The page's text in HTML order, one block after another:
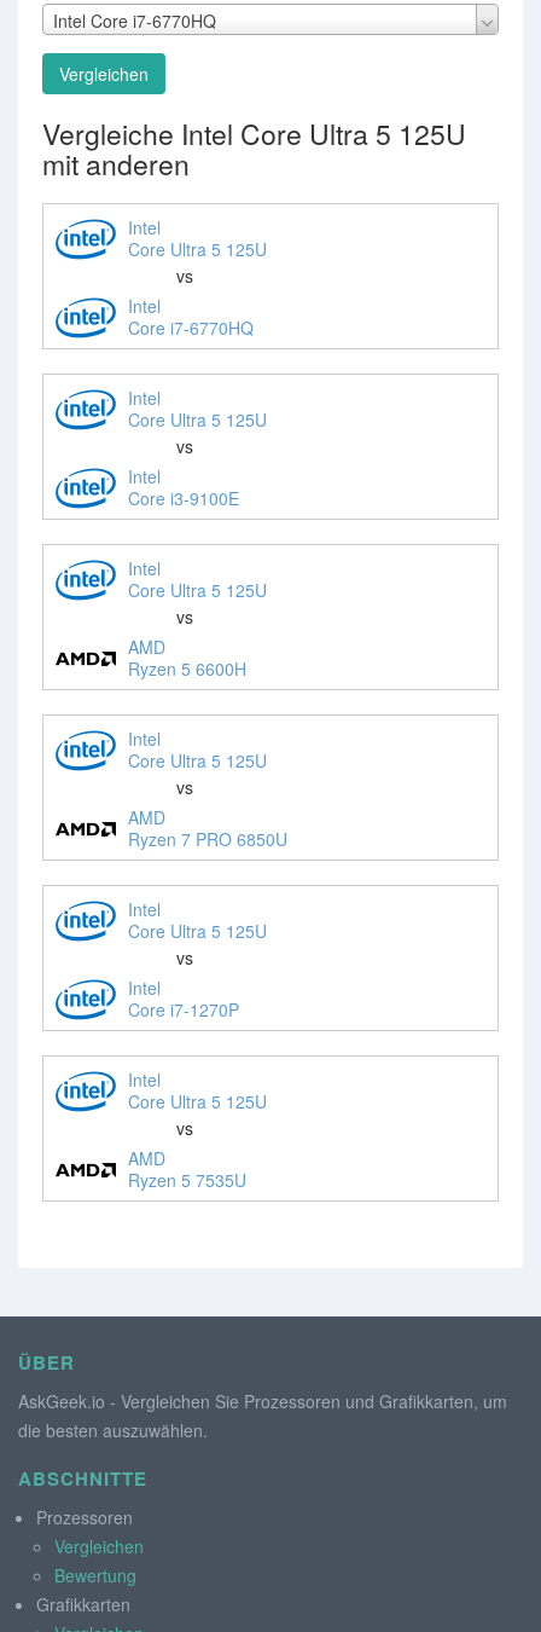
Intel Core i7-6770HQ
Vergleichen
Vergleiche Intel Core Ultra 5 125U
mit anderen
Intel
Core Ultra 5 125U
vs
Intel
Core i7-6770HQ
Intel
Core Ultra 5 125U
vs
Intel
Core i3-9100E
Intel
Core Ultra 5 125U
vs
AMD
Ryzen 5 6600H
Intel
Core Ultra 5 125U
vs
AMD
Ryzen 7 PRO 6850U
Intel
Core Ultra 5 125U
vs
Intel
Core i7-1270P
Intel
Core Ultra 5 125U
vs
AMD
Ryzen 5 7535U
ÜBER
AskGeek.io - Vergleichen Sie Prozessoren und Grafikkarten, um
die besten auszuwählen.
ABSCHNITTE
Prozessoren
Vergleichen
Bewertung
Grafikkarten